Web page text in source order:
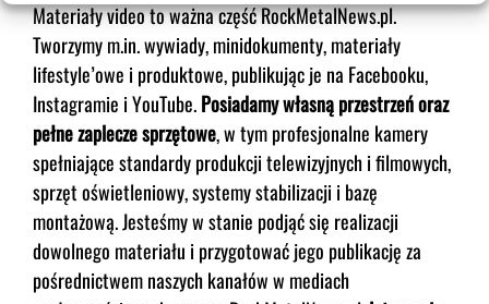
Materiały video to ważna część RockMetalNews.pl.
Tworzymy m.in. wywiady, minidokumenty, materiały
lifestyle’owe i produktowe, publikując je na Facebooku,
Instagramie i YouTube.Posiadamy własną przestrzeń oraz
pełne zaplecze sprzętowe, w tym profesjonalne kamery
spełniające standardy produkcji telewizyjnych i filmowych,
sprzęt oświetleniowy, systemy stabilizacji i bazę
montażową. Jesteśmy w stanie podjąć się realizacji
dowolnego materiału i przygotować jego publikację za
pośrednictwem naszych kanałów w mediach